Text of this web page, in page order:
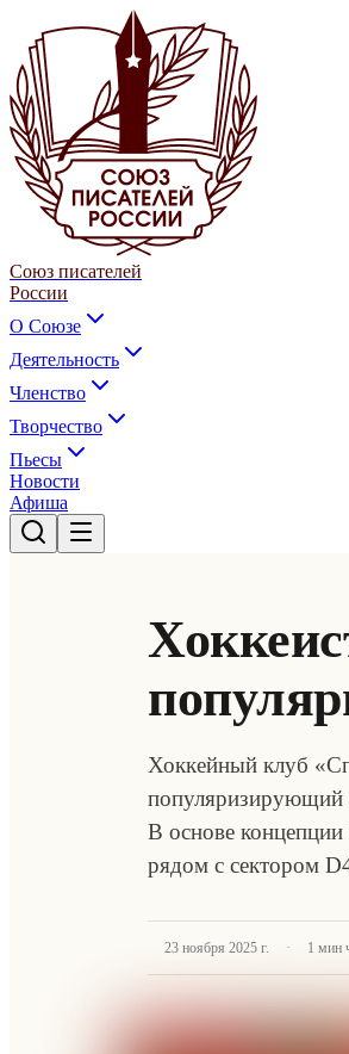
Союз писателей
России
О Союзе
Деятельность
Членство
Творчество
Пьесы
Новости
Афиша
Хоккейный клуб
популяризирующий
В основе
рядом с сектором
23 ноября 2025 г. · 1 мин